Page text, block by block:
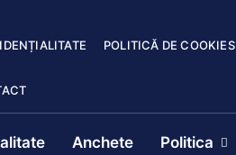
POLITICĂ DE COOKIES
Anchete Politica